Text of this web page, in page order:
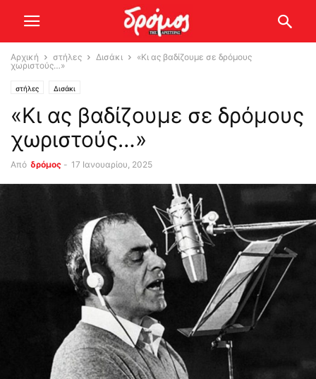
Αρχική στήλες Δισάκι
«Κι ας βαδίζουμε σε δρόμους
χωριστούς…»
στήλες Δισάκι
«Κι ας βαδίζουμε σε δρόμους
χωριστούς…»
Από δρόμος - 17 Ιανουαρίου, 2025